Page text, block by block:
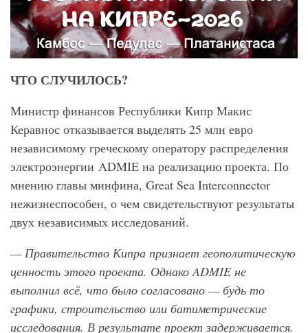
ЧТО СЛУЧИЛОСЬ?
Министр финансов Республики Кипр Макис
Керавнос отказывается выделять 25 млн евро
независимому греческому оператору распределения
электроэнергии ADMIE на реализацию проекта. По
мнению главы минфина, Great Sea Interconnector
нежизнеспособен, о чем свидетельствуют результаты
двух независимых исследований.
— Правительство Кипра признает геополитическую
ценность этого проекта. Однако ADMIEне
выполнил всё, что было согласовано — будь то
графики, строительство или батиметрические
исследования. В результате проект задерживается.